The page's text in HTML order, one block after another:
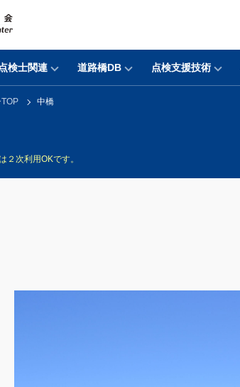
検士関連 道路橋DB 点検支援技術
中橋
２次利用OKです。